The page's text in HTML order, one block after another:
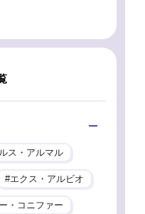
ス・アルマル
エクス・アルビオ
・コニファー